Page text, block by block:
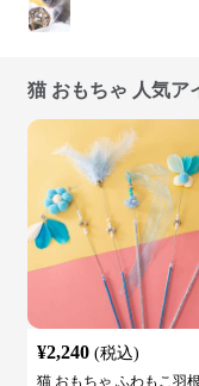
猫 おもちゃ 人気ア
¥2,240 (税込)
猫 おもちゃ ふわもこ羽